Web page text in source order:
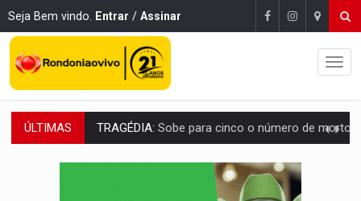
Seja Bem vindo. Entrar / Assinar
ÚLTIMAS TRANSPORTE DE ARROZ:MPF assegura cumprimento da legislação sobre transporte
DEEPFAKE:Sancionada lei contra violência sexual infantil na
Brasil e Rússia discutem energia nuclear, defesa e